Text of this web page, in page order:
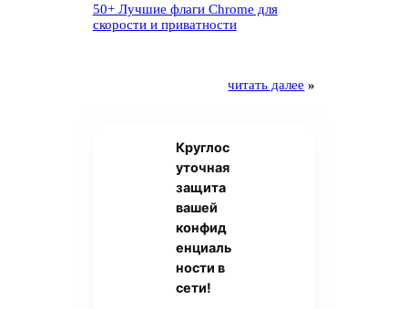
50+ Лучшие флаги Chrome для
скорости и приватности
читать далее »
Круглос
уточная
защита
вашей
конфид
енциаль
ности в
сети!